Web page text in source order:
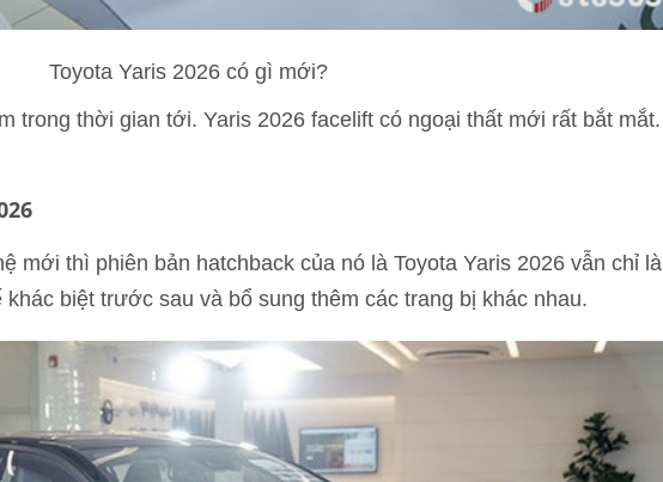
Toyota Yaris 2026 có gì mới?
trong thời gian tới. Yaris 2026 facelift có ngoại thất mới rất bắt mắt.
mới thì phiên bản hatchback của nó là Toyota Yaris 2026 vẫn chỉ là
biệt trước sau và bổ sung thêm các trang bị khác nhau.